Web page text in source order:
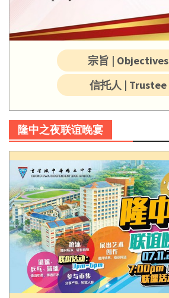
宗旨 | Objectives
信托人 | Trustee
隆中之夜联谊晚宴